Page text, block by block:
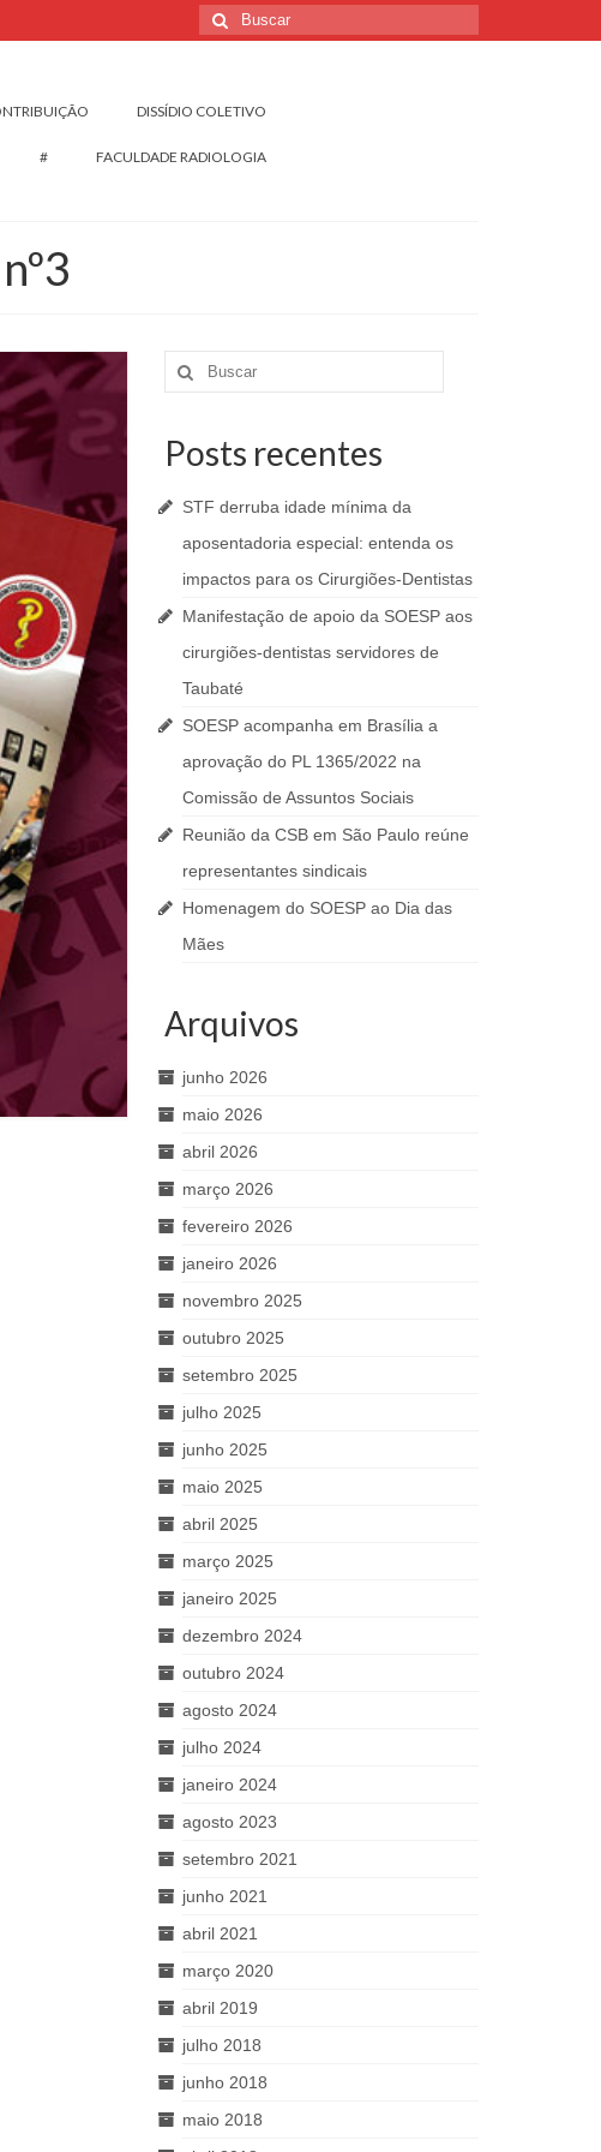
Buscar
por:
DISSÍDIO COLETIVO
# FACULDADE RADIOLOGIA
Buscar
por:
Posts recentes
STF derruba idade mínima da
aposentadoria especial: entenda os
impactos para os Cirurgiões-Dentistas
Manifestação de apoio da SOESP aos
cirurgiões-dentistas servidores de
Taubaté
SOESP acompanha em Brasília a
aprovação do PL 1365/2022 na
Comissão de Assuntos Sociais
Reunião da CSB em São Paulo reúne
representantes sindicais
Homenagem do SOESP ao Dia das
Mães
Arquivos
junho 2026
maio 2026
abril 2026
março 2026
fevereiro 2026
janeiro 2026
novembro 2025
outubro 2025
setembro 2025
julho 2025
junho 2025
maio 2025
abril 2025
março 2025
janeiro 2025
dezembro 2024
outubro 2024
agosto 2024
julho 2024
janeiro 2024
agosto 2023
setembro 2021
junho 2021
abril 2021
março 2020
abril 2019
julho 2018
junho 2018
maio 2018